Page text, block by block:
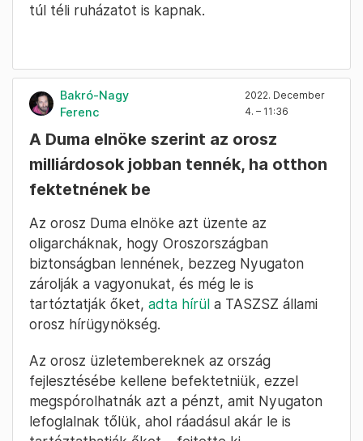
túl téli ruházatot is kapnak.
Bakró-Nagy
Ferenc
2022. December
4. – 11:36
A Duma elnöke szerint az orosz
milliárdosok jobban tennék, ha otthon
fektetnének be
Az orosz Duma elnöke azt üzente az
oligarcháknak, hogy Oroszországban
biztonságban lennének, bezzeg Nyugaton
zárolják a vagyonukat, és még le is
tartóztatják őket, adta hírül a TASZSZ állami
orosz hírügynökség.
Az orosz üzletembereknek az ország
fejlesztésébe kellene befektetniük, ezzel
megspórolhatnák azt a pénzt, amit Nyugaton
lefoglalnak tőlük, ahol ráadásul akár le is